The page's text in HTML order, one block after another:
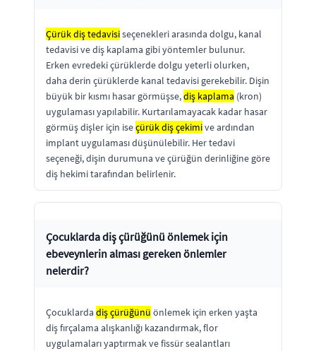
Çürük diş tedavisiseçenekleri arasında dolgu, kanal
tedavisi ve diş kaplama gibi yöntemler bulunur.
Erken evredeki çürüklerde dolgu yeterli olurken,
daha derin çürüklerde kanal tedavisi gerekebilir. Dişin
büyük bir kısmı hasar görmüşse,diş kaplama (kron)
uygulaması yapılabilir. Kurtarılamayacak kadar hasar
görmüş dişler için iseçürük diş çekimive ardından
implant uygulaması düşünülebilir. Her tedavi
seçeneği, dişin durumuna ve çürüğün derinliğine göre
diş hekimi tarafından belirlenir.
Çocuklarda diş çürüğünü önlemek için
ebeveynlerin alması gereken önlemler
nelerdir?
Çocuklarda diş çürüğünü önlemek için erken yaşta
diş fırçalama alışkanlığı kazandırmak, flor
uygulamaları yaptırmak ve fissür sealantları